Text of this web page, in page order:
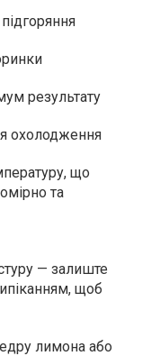
результату
охолодження
що
та
— залиште
щоб
лимона або